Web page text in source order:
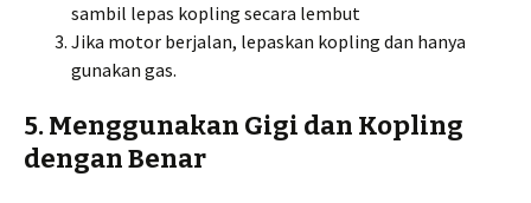
sambil lepas kopling secara lembut
Jika motor berjalan, lepaskan kopling dan hanya
gunakan gas.
5. Menggunakan Gigi dan Kopling
dengan Benar